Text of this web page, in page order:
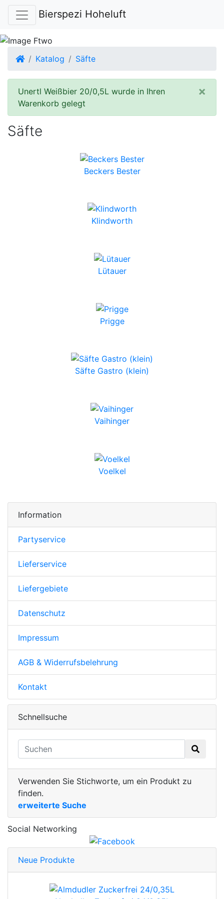
Bierspezi Hoheluft
Startseite
Katalog Säfte
×
Unertl Weißbier 20/0,5L wurde in Ihren
Warenkorb gelegt
Säfte
Beckers Bester
Klindworth
Lütauer
Prigge
Säfte Gastro (klein)
Vaihinger
Voelkel
Information
Partyservice
Lieferservice
Liefergebiete
Datenschutz
Impressum
AGB & Widerrufsbelehrung
Kontakt
Schnellsuche
Verwenden Sie Stichworte, um ein Produkt zu
finden.
erweiterte Suche
Social Networking
Neue Produkte